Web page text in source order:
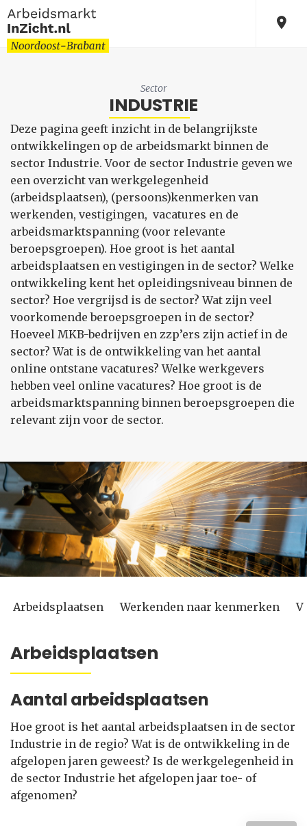
Sector
INDUSTRIE
Deze pagina geeft inzicht in de belangrijkste
ontwikkelingen op de arbeidsmarkt binnen de
sector Industrie. Voor de sector Industrie geven we
een overzicht van werkgelegenheid
(arbeidsplaatsen), (persoons)kenmerken van
werkenden, vestigingen, vacatures en de
arbeidsmarktspanning (voor relevante
beroepsgroepen). Hoe groot is het aantal
arbeidsplaatsen en vestigingen in de sector? Welke
ontwikkeling kent het opleidingsniveau binnen de
sector? Hoe vergrijsd is de sector? Wat zijn veel
voorkomende beroepsgroepen in de sector?
Hoeveel MKB-bedrijven en zzp’ers zijn actief in de
sector? Wat is de ontwikkeling van het aantal
online ontstane vacatures? Welke werkgevers
hebben veel online vacatures? Hoe groot is de
arbeidsmarktspanning binnen beroepsgroepen die
relevant zijn voor de sector.
Arbeidsplaatsen Werkenden naar kenmerken
Arbeidsplaatsen
Aantal arbeidsplaatsen
Hoe groot is het aantal arbeidsplaatsen in de sector
Industrie in de regio? Wat is de ontwikkeling in de
afgelopen jaren geweest? Is de werkgelegenheid in
de sector Industrie het afgelopen jaar toe- of
afgenomen?